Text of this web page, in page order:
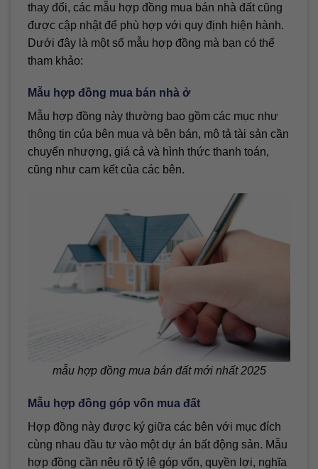
thay đổi, các mẫu hợp đồng mua bán nhà đất cũng
được cập nhật để phù hợp với quy định hiện hành.
Dưới đây là một số mẫu hợp đồng mà bạn có thể
tham khảo:
Mẫu hợp đồng mua bán nhà ở
Mẫu hợp đồng này thường bao gồm các mục như
thông tin của bên mua và bên bán, mô tả tài sản cần
chuyển nhượng, giá cả và hình thức thanh toán,
cũng như cam kết của các bên.
mẫu hợp đồng mua bán đất mới nhất 2025
Mẫu hợp đồng góp vốn mua đất
Hợp đồng này được ký giữa các bên với mục đích
cùng nhau đầu tư vào một dự án bất động sản. Mẫu
hợp đồng cần nêu rõ tỷ lệ góp vốn, quyền lợi, nghĩa